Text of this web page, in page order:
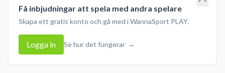
Få inbjudningar att spela med andra spelare
Skapa ett gratis konto och gå med i WannaSport PLAY.
Logga in Se hur det fungerar →